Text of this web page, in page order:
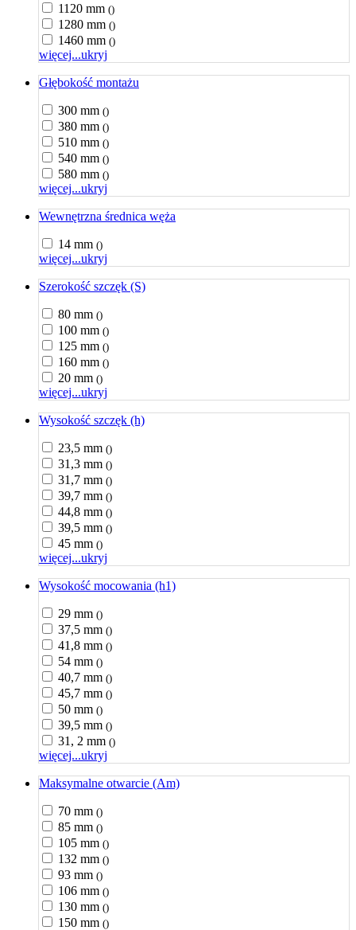
1120 mm ()
1280 mm ()
1460 mm ()
więcej...ukryj
Głębokość montażu
300 mm ()
380 mm ()
510 mm ()
540 mm ()
580 mm ()
więcej...ukryj
Wewnętrzna średnica węża
14 mm ()
więcej...ukryj
Szerokość szczęk (S)
80 mm ()
100 mm ()
125 mm ()
160 mm ()
20 mm ()
więcej...ukryj
Wysokość szczęk (h)
23,5 mm ()
31,3 mm ()
31,7 mm ()
39,7 mm ()
44,8 mm ()
39,5 mm ()
45 mm ()
więcej...ukryj
Wysokość mocowania (h1)
29 mm ()
37,5 mm ()
41,8 mm ()
54 mm ()
40,7 mm ()
45,7 mm ()
50 mm ()
39,5 mm ()
31, 2 mm ()
więcej...ukryj
Maksymalne otwarcie (Am)
70 mm ()
85 mm ()
105 mm ()
132 mm ()
93 mm ()
106 mm ()
130 mm ()
150 mm ()